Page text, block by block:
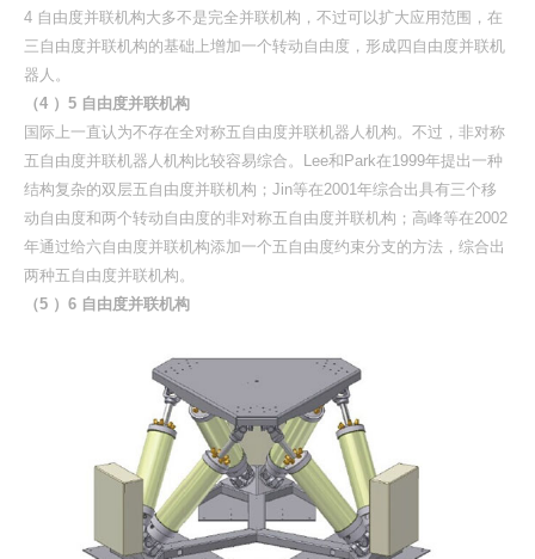
4 自由度并联机构大多不是完全并联机构，不过可以扩大应用范围，在
三自由度并联机构的基础上增加一个转动自由度，形成四自由度并联机
器人。
（4 ）5 自由度并联机构
国际上一直认为不存在全对称五自由度并联机器人机构。不过，非对称
五自由度并联机器人机构比较容易综合。Lee和Park在1999年提出一种
结构复杂的双层五自由度并联机构；Jin等在2001年综合出具有三个移
动自由度和两个转动自由度的非对称五自由度并联机构；高峰等在2002
年通过给六自由度并联机构添加一个五自由度约束分支的方法，综合出
两种五自由度并联机构。
（5 ）6 自由度并联机构